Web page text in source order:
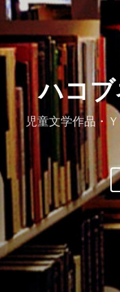
キ
ッ
プ
ハコ
児童文学作品・